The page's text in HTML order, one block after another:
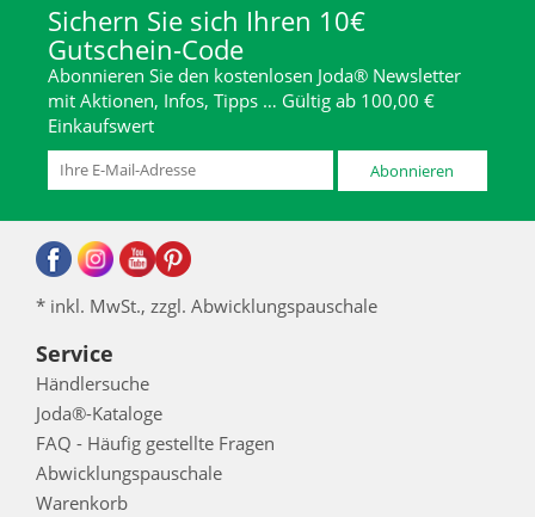
Sichern Sie sich Ihren 10€
Gutschein-Code
Abonnieren Sie den kostenlosen Joda® Newsletter
mit Aktionen, Infos, Tipps … Gültig ab 100,00 €
Einkaufswert
Abonnieren
* inkl. MwSt., zzgl. Abwicklungspauschale
Service
Händlersuche
Joda®-Kataloge
FAQ - Häufig gestellte Fragen
Abwicklungspauschale
Warenkorb